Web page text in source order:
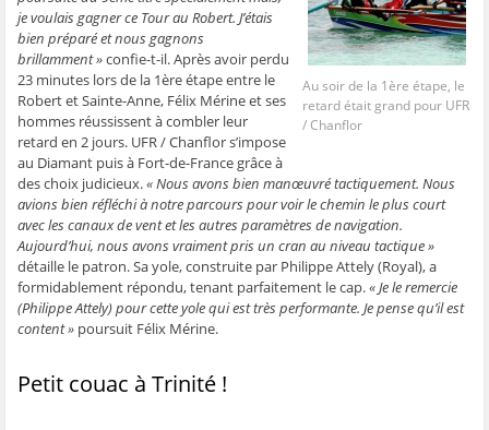
ê
t
r
e
)
t
r
e
)
ê
t
)
f
e
n
ê
t
e
)
Au soir de la 1ère étape, le
retard était grand pour UFR
/ Chanflor
je voulais gagner ce Tour au Robert. J’étais
bien préparé et nous gagnons
brillamment »confie-t-il. Après avoir perdu
23 minutes lors de la 1ère étape entre le
Robert et Sainte-Anne, Félix Mérine et ses
hommes réussissent à combler leur
retard en 2 jours. UFR / Chanflor s’impose
au Diamant puis à Fort-de-France grâce à
des choix judicieux.« Nous avons bien manœuvré tactiquement. Nous
avions bien réfléchi à notre parcours pour voir le chemin le plus court
avec les canaux de vent et les autres paramètres de navigation.
Aujourd’hui, nous avons vraiment pris un cran au niveau tactique »
détaille le patron. Sa yole, construite par Philippe Attely (Royal), a
formidablement répondu, tenant parfaitement le cap.« Je le remercie
(Philippe Attely) pour cette yole qui est très performante. Je pense qu’il est
content » poursuit Félix Mérine.
Petit couac à Trinité !